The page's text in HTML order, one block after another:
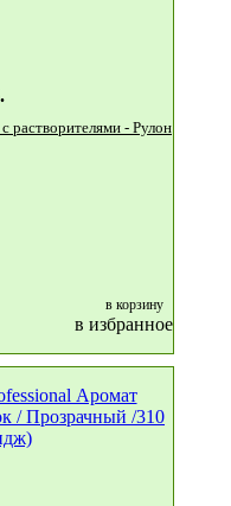
растворителями - Рулон
в корзину
в избранное